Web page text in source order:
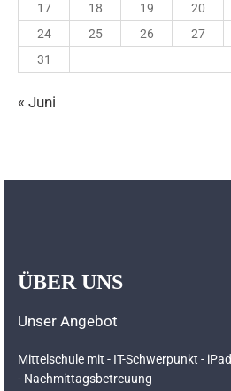
17
18 19 20
24
25 26 27
31
« Juni
ÜBER UNS
Unser Angebot
Mittelschule mit - IT-Schwerpunkt -
- Nachmittagsbetreuung